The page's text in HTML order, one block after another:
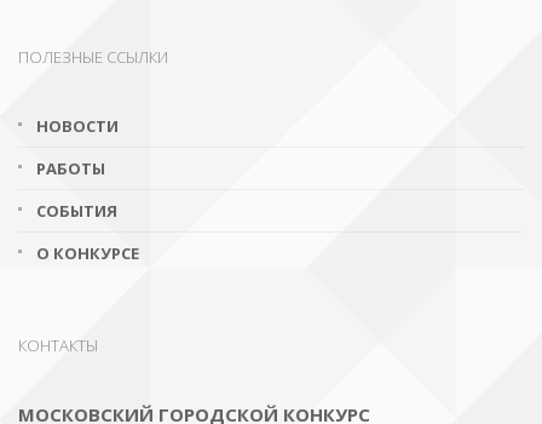
ПОЛЕЗНЫЕ ССЫЛКИ
НОВОСТИ
РАБОТЫ
СОБЫТИЯ
О КОНКУРСЕ
КОНТАКТЫ
МОСКОВСКИЙ ГОРОДСКОЙ КОНКУРС